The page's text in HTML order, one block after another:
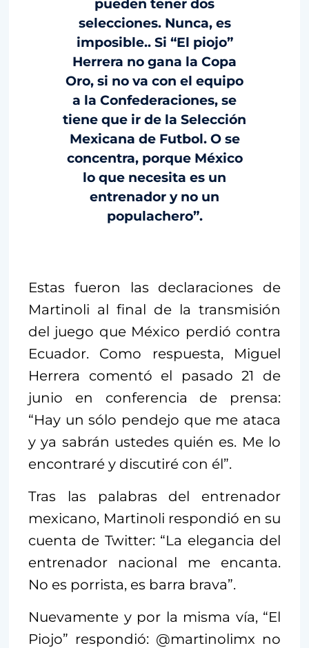
pueden tener dos
selecciones. Nunca, es
imposible.. Si “El piojo”
Herrera no gana la Copa
Oro, si no va con el equipo
a la Confederaciones, se
tiene que ir de la Selección
Mexicana de Futbol. O se
concentra, porque México
lo que necesita es un
entrenador y no un
populachero”.
Estas fueron las declaraciones de
Martinoli al final de la transmisión
del juego que México perdió contra
Ecuador. Como respuesta, Miguel
Herrera comentó el pasado 21 de
junio en conferencia de prensa:
“Hay un sólo pendejo que me ataca
y ya sabrán ustedes quién es. Me lo
encontraré y discutiré con él”.
Tras las palabras del entrenador
mexicano, Martinoli respondió en su
cuenta de Twitter: “La elegancia del
entrenador nacional me encanta.
No es porrista, es barra brava”.
Nuevamente y por la misma vía, “El
Piojo” respondió: @martinolimx no